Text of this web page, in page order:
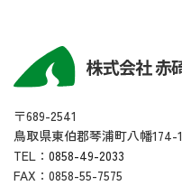
〒689-2541
鳥取県東伯郡琴浦町八幡174-1
TEL： 0858-49-2033
FAX：0858-55-7575